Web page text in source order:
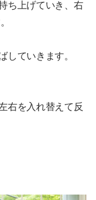
ち上げていき、右
していきます。
右を入れ替えて反